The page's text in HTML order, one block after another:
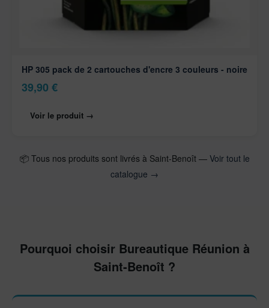
HP 305 pack de 2 cartouches d'encre 3 couleurs - noire
39,90 €
Voir le produit →
📦 Tous nos produits sont livrés à Saint-Benoît — Voir tout le
catalogue →
Pourquoi choisir Bureautique Réunion à
Saint-Benoît ?